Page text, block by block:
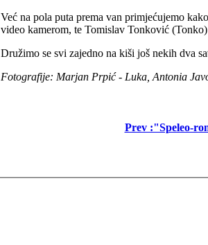
Već na pola puta prema van primjećujemo
video kamerom, te Tomislav Tonković
Družimo se svi zajedno na kiši još nekih dva
Fotografije: Marjan Prpić - Luka, Antonia
Prev :"Speleo-